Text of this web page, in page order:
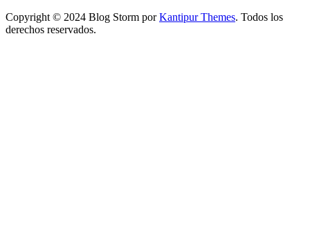
Copyright © 2024 Blog Storm porKantipur Themes. Todos los
derechos reservados.